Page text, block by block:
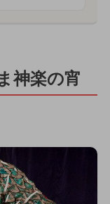
神楽の宵